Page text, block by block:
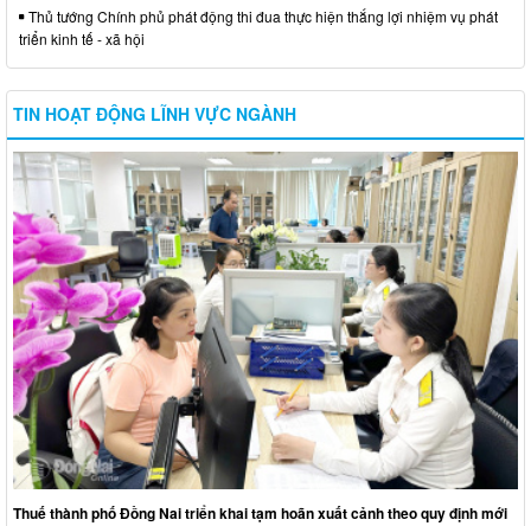
Thủ tướng Chính phủ phát động thi đua thực hiện thắng lợi nhiệm vụ phát
triển kinh tế - xã hội
TIN HOẠT ĐỘNG LĨNH VỰC NGÀNH
Thuế thành phố Đồng Nai triển khai tạm hoãn xuất cảnh theo quy định mới